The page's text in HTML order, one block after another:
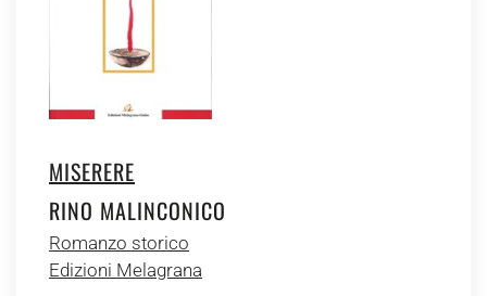
MISERERE
RINO MALINCONICO
Romanzo storico
Edizioni Melagrana